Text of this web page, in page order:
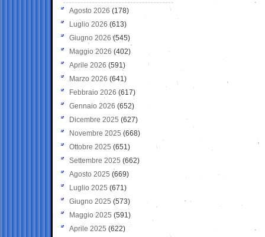
Agosto 2026 (178)
Luglio 2026 (613)
Giugno 2026 (545)
Maggio 2026 (402)
Aprile 2026 (591)
Marzo 2026 (641)
Febbraio 2026 (617)
Gennaio 2026 (652)
Dicembre 2025 (627)
Novembre 2025 (668)
Ottobre 2025 (651)
Settembre 2025 (662)
Agosto 2025 (669)
Luglio 2025 (671)
Giugno 2025 (573)
Maggio 2025 (591)
Aprile 2025 (622)